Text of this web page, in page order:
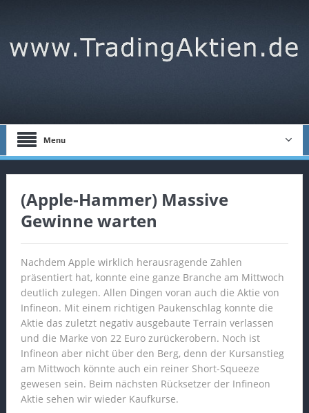
Menu
(Apple-Hammer) Massive
Gewinne warten
Nachdem Apple wirklich herausragende Zahlen
präsentiert hat, konnte eine ganze Branche am Mittwoch
deutlich zulegen. Allen Dingen voran auch die Aktie von
Infineon. Mit einem richtigen Paukenschlag konnte die
Aktie das zuletzt negativ ausgebaute Terrain verlassen
und die Marke von 22 Euro zurückerobern. Noch ist
Infineon aber nicht über den Berg, denn der Kursanstieg
am Mittwoch könnte auch ein reiner Short-Squeeze
gewesen sein. Beim nächsten Rücksetzer der Infineon
Aktie sehen wir wieder Kaufkurse.